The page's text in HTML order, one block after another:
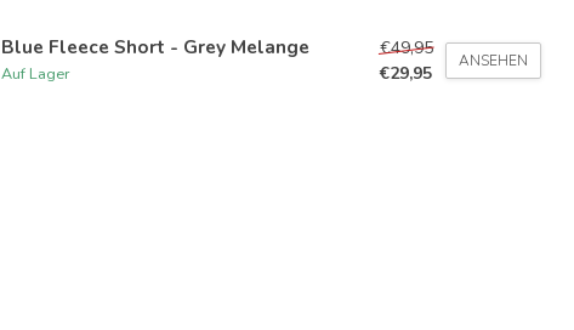
Blue Fleece Short - Grey Melange
Auf Lager
€49,95
€29,95
ANSEHEN